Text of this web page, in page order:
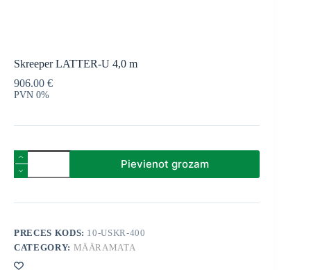
Skreeper LATTER-U 4,0 m
906.00 €
PVN 0%
Skreeper
LATTER-
U
m
Pievienot grozam
PRECES KODS: 10-USKR-400
CATEGORY: MÄÄRAMATA